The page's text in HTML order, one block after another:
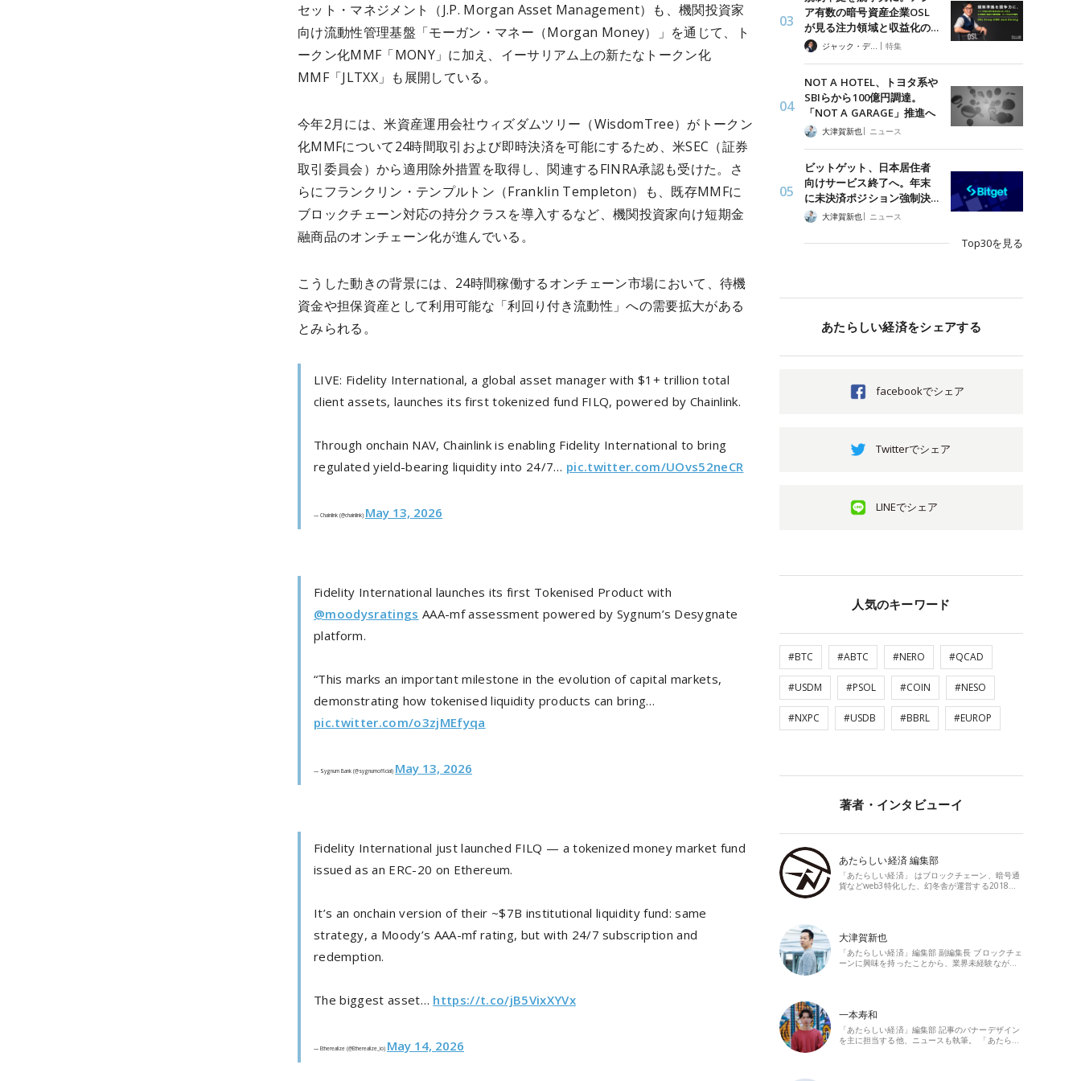
セット・マネジメント（J.P. Morgan Asset Management）も、機関投資家
向け流動性管理基盤「モーガン・マネー（Morgan Money）」を通じて、ト
ークン化MMF「MONY」に加え、イーサリアム上の新たなトークン化
MMF「JLTXX」も展開している。
今年2月には、米資産運用会社ウィズダムツリー（WisdomTree）がトークン
化MMFについて24時間取引および即時決済を可能にするため、米SEC（証券
取引委員会）から適用除外措置を取得し、関連するFINRA承認も受けた。さ
らにフランクリン・テンプルトン（Franklin Templeton）も、既存MMFに
ブロックチェーン対応の持分クラスを導入するなど、機関投資家向け短期金
融商品のオンチェーン化が進んでいる。
こうした動きの背景には、24時間稼働するオンチェーン市場において、待機
資金や担保資産として利用可能な「利回り付き流動性」への需要拡大がある
とみられる。
LIVE: Fidelity International, a global asset manager with $1+ trillion total
client assets, launches its first tokenized fund FILQ, powered by Chainlink.
Through onchain NAV, Chainlink is enabling Fidelity International to bring
regulated yield-bearing liquidity into 24/7… pic.twitter.com/UOvs52neCR
— Chainlink (@chainlink) May 13, 2026
Fidelity International launches its first Tokenised Product with
@moodysratings AAA-mf assessment powered by Sygnum’s Desygnate
platform.
“This marks an important milestone in the evolution of capital markets,
demonstrating how tokenised liquidity products can bring…
pic.twitter.com/o3zjMEfyqa
— Sygnum Bank (@sygnumofficial) May 13, 2026
Fidelity International just launched FILQ — a tokenized money market fund
issued as an ERC-20 on Ethereum.
It’s an onchain version of their ~$7B institutional liquidity fund: same
strategy, a Moody’s AAA-mf rating, but with 24/7 subscription and
redemption.
The biggest asset… https://t.co/jB5VixXYVx
— Etherealize (@Etherealize_io) May 14, 2026
ア有数の暗号資産企業OSL
が見る注力領域と収益化の…
ジャック・デロン（Jack Derong） | 特集
NOT A HOTEL、トヨタ系や
SBIらから100億円調達。
「NOT A GARAGE」推進へ
大津賀新也| ニュース
ビットゲット、日本居住者
向けサービス終了へ。年末
に未決済ポジション強制決…
大津賀新也| ニュース
Top30を見る
あたらしい経済をシェアする
facebookでシェア
Twitterでシェア
LINEでシェア
人気のキーワード
#BTC #ABTC #NERO #QCAD
#USDM #PSOL #COIN #NESO
#NXPC #USDB #BBRL #EUROP
著者・インタビューイ
あたらしい経済 編集部
「あたらしい経済」 はブロックチェーン、暗号通
貨などweb3特化した、幻冬舎が運営する2018…
大津賀新也
「あたらしい経済」編集部 副編集長 ブロックチェ
ーンに興味を持ったことから、業界未経験なが…
一本寿和
「あたらしい経済」編集部 記事のバナーデザイン
を主に担当する他、ニュースも執筆。 「あたら…